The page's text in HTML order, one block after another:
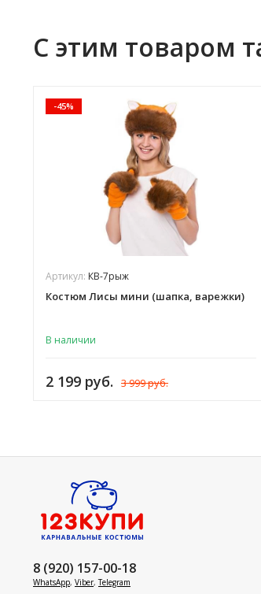
С этим товаром
-45%
Артикул: КВ-7рыж
Костюм Лисы мини (шапка, варежки)
В наличии
2 199 руб. 3 999 руб.
8 (920) 157-00-18
WhatsApp, Viber,Telegram